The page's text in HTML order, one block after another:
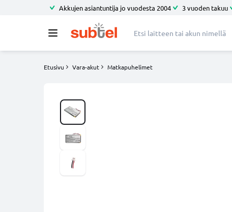
Akkujen asiantuntija jo vuodesta 2004 3 vuoden takuu
Etusivu Vara-akut Matkapuhelimet